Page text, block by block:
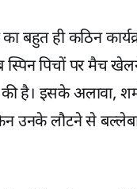
बहुत ही कठिन
पिचों पर मैच
है। इसके अलावा,
उनके लौटने से